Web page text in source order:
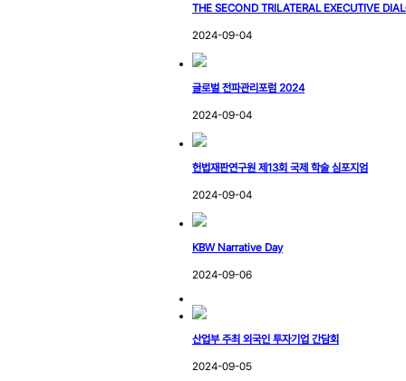
THE SECOND TRILATERAL EXECUTIVE
2024-09-04
글로벌 전파관리포럼 2024
2024-09-04
헌법재판연구원 제13회 국제 학술 심포지엄
2024-09-04
KBW Narrative Day
2024-09-06
산업부 주최 외국인 투자기업 간담회
2024-09-05